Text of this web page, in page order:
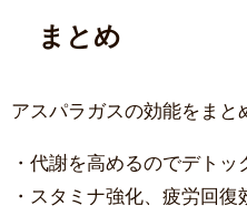
まとめ
アスパラガスの効能をまと
・代謝を高めるのでデトッ
・スタミナ強化、疲労回復